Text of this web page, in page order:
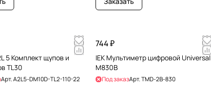
5 Комплект щупов и
TL30
Арт.A2L5-DM10D-TL2-110-22
744 ₽
IEK Мультиметр цифровой Universal
M830B
Под заказАрт.TMD-2B-830